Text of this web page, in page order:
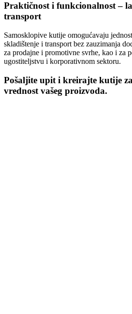
Praktičnost i funkcionalnost –
transport
Samosklopive kutije omogućavaju
skladištenje i transport bez zauzimanja
za prodajne i promotivne svrhe, kao i za
ugostiteljstvu i korporativnom sektoru.
Pošaljite upit i kreirajte kutije
vrednost vašeg proizvoda.